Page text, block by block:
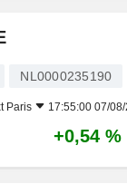
NL0000235190
Paris 17:55:00 07/
+0,54 %